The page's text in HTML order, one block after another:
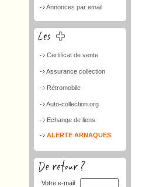
Annonces par email
Certificat de vente
Assurance collection
Rétromobile
Auto-collection.org
Echange de liens
ALERTE ARNAQUES
Votre e-mail